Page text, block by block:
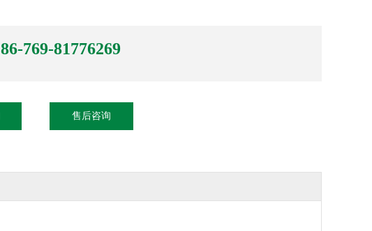
86-769-81776269
售后咨询